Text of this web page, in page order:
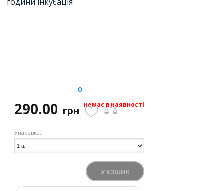
немає в наявності
290.00 грн
Упаковка:
У КОШИК